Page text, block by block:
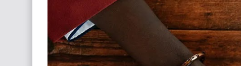
EXPIRADO: Creative Director en BLOODY (Madrid,
Guía definitiva para buscar trabajo de Cine en